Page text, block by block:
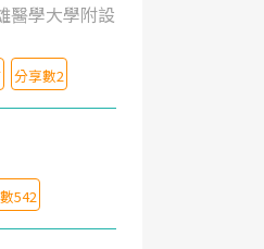
醫學大學附設
分享數2
542